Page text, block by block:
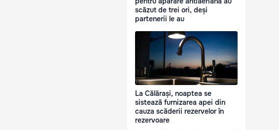
scăzut de trei ori, deși
partenerii le au
La Călărași, noaptea se
sistează furnizarea apei din
cauza scăderii rezervelor în
rezervoare